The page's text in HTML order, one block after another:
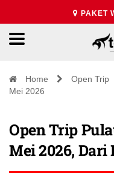
PAKET
Home Open Trip
Mei 2026
Open Trip
Mei 2026,